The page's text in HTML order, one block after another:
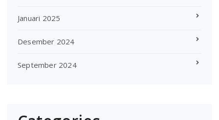
Januari 2025
Desember 2024
September 2024